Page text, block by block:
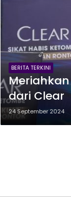
BERITA TERKINI
dari Clear
24 September 2024